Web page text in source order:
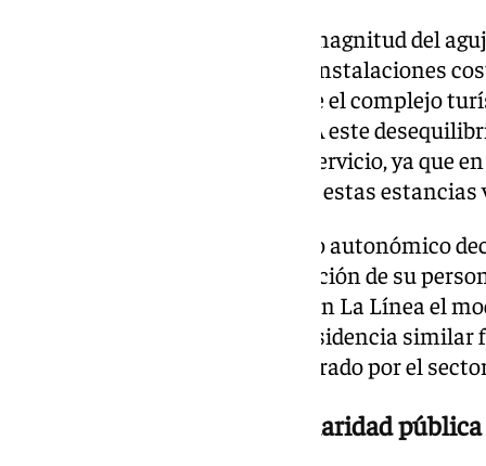
Los datos oficiales exponen la magnitud del
2015, mantener abiertas estas instalaciones
millones de euros, mientras que el complejo
millones de euros en ingresos. A este
pérdida del impacto social del servicio, ya que
población andaluza hizo uso de estas
Ante esta situación, el Ejecutivo autonómico
el inicio del proceso de recolocación de su
movimiento, se busca replicar en La Línea el
gaditana, donde una antigua residencia
un hotel de cuatro estrellas operado por el
Protección ambiental y titularidad pública